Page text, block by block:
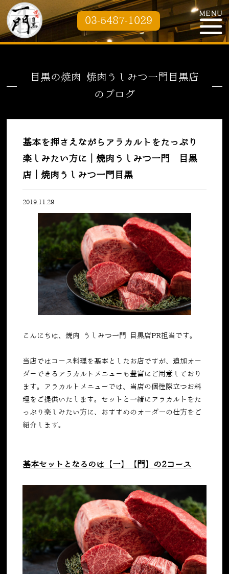
03-5487-1029
目黒の焼肉 焼肉うしみつ一門目黒店
のブログ
基本を押さえながらアラカルトをたっぷり
楽しみたい方に｜焼肉うしみつ一門 目黒
店｜焼肉うしみつ一門目黒
2019.11.29
こんにちは、焼肉 うしみつ一門 目黒店PR担当です。
当店ではコース料理を基本としたお店ですが、追加オー
ダーできるアラカルトメニューも豊富にご用意しており
ます。アラカルトメニューでは、当店の個性際立つお料
理をご提供いたします。セットと一緒にアラカルトをた
っぷり楽しみたい方に、おすすめのオーダーの仕方をご
紹介します。
基本セットとなるのは【一】【門】の2コース